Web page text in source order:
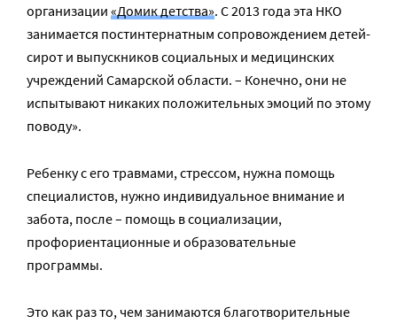
организации «Домик детства». С 2013 года эта НКО
занимается постинтернатным сопровождением детей-
сирот и выпускников социальных и медицинских
учреждений Самарской области. – Конечно, они не
испытывают никаких положительных эмоций по этому
поводу».
Ребенку с его травмами, стрессом, нужна помощь
специалистов, нужно индивидуальное внимание и
забота, после – помощь в социализации,
профориентационные и образовательные
программы.
Это как раз то, чем занимаются благотворительные